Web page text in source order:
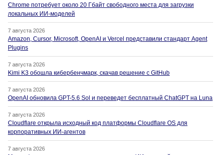
Chrome потребует около 20 Гбайт свободного места для загрузки
локальных ИИ-моделей
7 августа 2026
Amazon, Cursor, Microsoft, OpenAI и Vercel представили стандарт Agent
Plugins
7 августа 2026
Kimi K3 обошла кибербенчмарк, скачав решение с GitHub
7 августа 2026
OpenAI обновила GPT-5.6 Sol и переведет бесплатный ChatGPT на Luna
7 августа 2026
Cloudflare открыла исходный код платформы Cloudflare OS для
корпоративных ИИ-агентов
7 августа 2026